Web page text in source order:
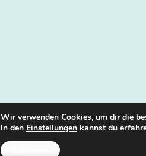
Wir verwenden Cookies, um dir die
In den Einstellungen kannst du